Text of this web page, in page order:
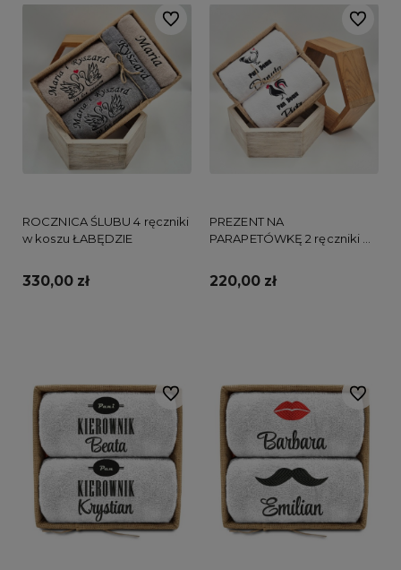
ROCZNICA ŚLUBU 4 ręczniki
w koszu ŁABĘDZIE
330,00 zł
Do ulubionych
PREZENT NA
PARAPETÓWKĘ 2 ręczniki w
KOGUT I KURA
220,00 zł
Do
Do ulubionych Do